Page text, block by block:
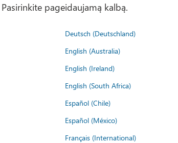
pageidaujamą kalbą.
Deutsch (Deutschland)
English (Australia)
English (Ireland)
English (South Africa)
Español (Chile)
Español (México)
Français (International)